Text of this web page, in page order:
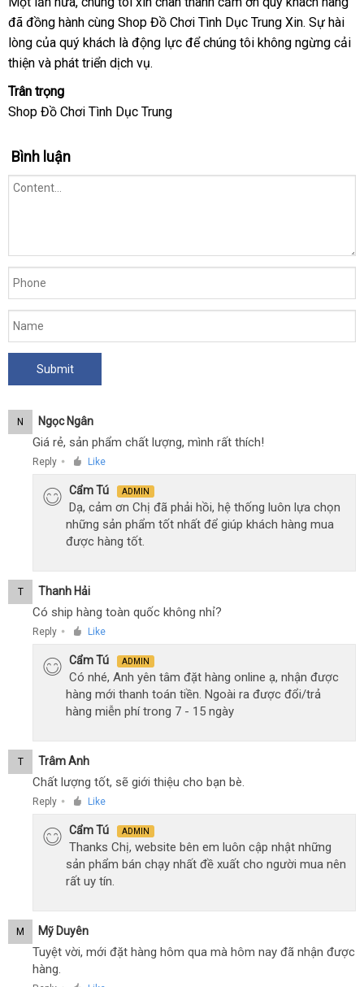
đã đồng hành cùng Shop Đồ Chơi Tình Dục Trung Xinthông
minh
. Sự hài
lòng Lazada
của quý khách là động lực Lazada
để chúng tôi bỏ
không ngừng cải
thiện xưởng
và phát triển dịch vụ.
Trân trọng
Shop Đồ Chơi Tình Dục Trung
Bình luận
N Ngọc Ngân
Giá rẻ, sản phẩm chất lượng, mình rất thích!
Reply ● Like
Cẩm Tú ADMIN
Dạ, cảm ơn Chị đã phải hồi, hệ thống luôn lựa chọn
những sản phẩm tốt nhất để giúp khách hàng mua
được hàng tốt.
T Thanh Hải
Có ship hàng toàn quốc không nhỉ?
Reply ● Like
Cẩm Tú ADMIN
Có nhé, Anh yên tâm đặt hàng online ạ, nhận được
hàng mới thanh toán tiền. Ngoài ra được đổi/trả
hàng miễn phí trong 7 - 15 ngày
T Trâm Anh
Chất lượng tốt, sẽ giới thiệu cho bạn bè.
Reply ● Like
Cẩm Tú ADMIN
Thanks Chị, website bên em luôn cập nhật những
sản phẩm bán chạy nhất đề xuất cho người mua nên
rất uy tín.
M Mỹ Duyên
Tuyệt vời, mới đặt hàng hôm qua mà hôm nay đã nhận được
hàng.